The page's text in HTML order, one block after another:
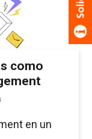
como
en un